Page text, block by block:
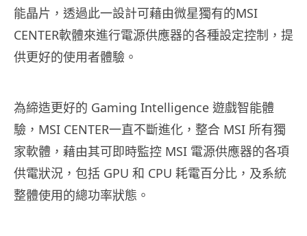
能晶片，透過此一設計可藉由微星獨有的MSI
CENTER軟體來進行電源供應器的各種設定控制，提
供更好的使用者體驗。
為締造更好的 Gaming Intelligence 遊戲智能體
驗，MSI CENTER一直不斷進化，整合 MSI 所有獨
家軟體，藉由其可即時監控 MSI 電源供應器的各項
供電狀況，包括 GPU 和 CPU 耗電百分比，及系統
整體使用的總功率狀態。